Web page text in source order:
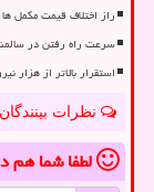
راز اختلاف قیمت مکمل
سرعت راه رفتن در
استقرار بالاتر از هزار
نظرات
لطفا شما هم